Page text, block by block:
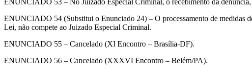
ENUNCIADO 53 – No Juizado Especial Criminal, o recebimento da denúncia,
ENUNCIADO 54 (Substitui o Enunciado 24) – O processamento de medidas
Lei, não compete ao Juizado Especial Criminal.
ENUNCIADO 55 – Cancelado (XI Encontro – Brasília-DF).
ENUNCIADO 56 – Cancelado (XXXVI Encontro – Belém/PA).